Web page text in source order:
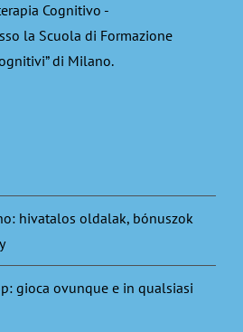
Cognitivo -
la Scuola di Formazione
di Milano.
hivatalos oldalak, bónuszok
gioca ovunque e in qualsiasi